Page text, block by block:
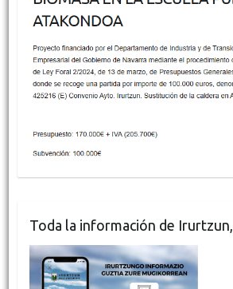
Toda la información de